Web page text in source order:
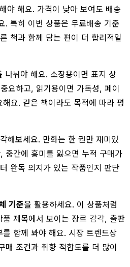
야 해요. 가격이 낮아 보여도 배송
. 특히 이번 상품은 무료배송 기준
책과 함께 담는 편이 더 합리적일
나눠야 해요. 소장용이면 표지 상
요하고, 읽기용이면 가독성, 페이
요. 같은 책이라도 목적에 따라 평
해보세요. 만화는 한 권만 재미있
중간에 흥미를 잃으면 누적 구매가
완독 의지가 있는 작품인지 판단
기준을 활용하세요. 이 상품처럼
제목에서 보이는 장르 감각, 출판
함께 봐야 해요. 시장 트렌드상
매 조건과 취향 적합도를 더 많이